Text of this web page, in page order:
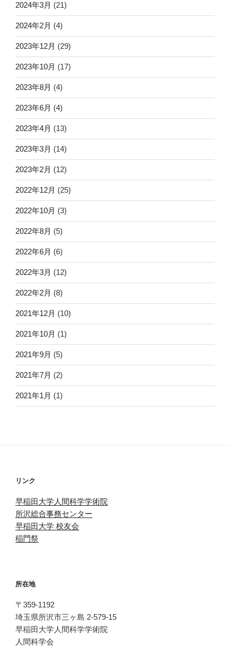
2024年3月 (21)
2024年2月 (4)
2023年12月 (29)
2023年10月 (17)
2023年8月 (4)
2023年6月 (4)
2023年4月 (13)
2023年3月 (14)
2023年2月 (12)
2022年12月 (25)
2022年10月 (3)
2022年8月 (5)
2022年6月 (6)
2022年3月 (12)
2022年2月 (8)
2021年12月 (10)
2021年10月 (1)
2021年9月 (5)
2021年7月 (2)
2021年1月 (1)
リンク
早稲田大学人間科学学術院
所沢総合事務センター
早稲田大学 校友会
稲門祭
所在地
〒359-1192
埼玉県所沢市三ヶ島 2-579-15
早稲田大学人間科学学術院
人間科学会